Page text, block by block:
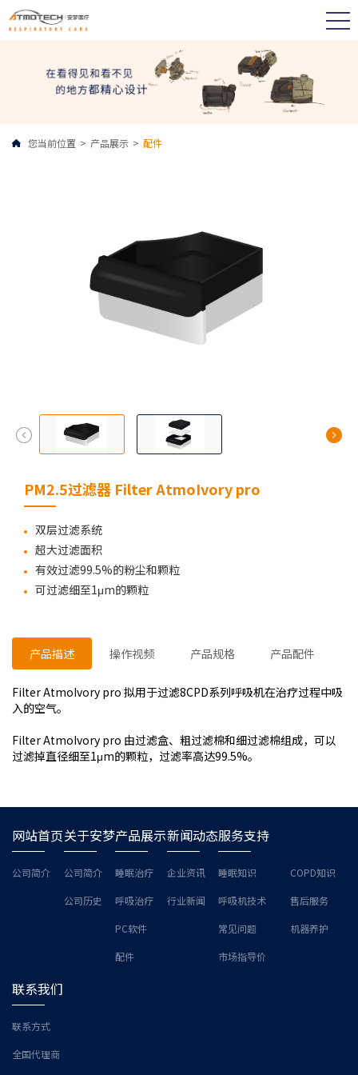
您当前位置 > 产品展示 > 配件
PM2.5过滤器 Filter AtmoIvory pro
双层过滤系统
超大过滤面积
有效过滤99.5%的粉尘和颗粒
可过滤细至1μm的颗粒
产品描述 操作视频 产品规格 产品配件
Filter AtmoIvory pro 拟用于过滤8CPD系列呼吸机在治疗过程中吸
入的空气。
Filter AtmoIvory pro 由过滤盒、粗过滤棉和细过滤棉组成，可以
过滤掉直径细至1μm的颗粒，过滤率高达99.5%。
网站首页
公司简介
关于安梦
公司简介
公司历史
产品展示
睡眠治疗
呼吸治疗
PC软件
配件
新闻动态
企业资讯
行业新闻
服务支持
睡眠知识 COPD知识
呼吸机技术 售后服务
常见问题 机器养护
市场指导价
联系我们
联系方式
全国代理商